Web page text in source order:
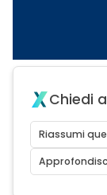
Chiedi
Riassumi